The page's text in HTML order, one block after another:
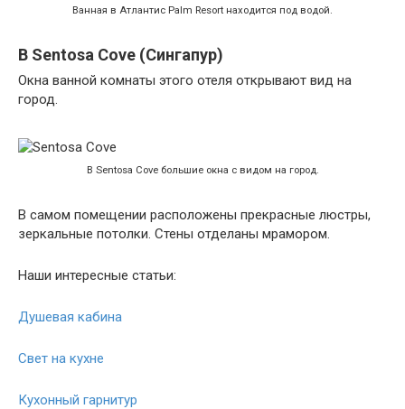
Ванная в Атлантис Palm Resort находится под водой.
В Sentosa Cove (Сингапур)
Окна ванной комнаты этого отеля открывают вид на
город.
В Sentosa Cove большие окна с видом на город.
В самом помещении расположены прекрасные люстры,
зеркальные потолки. Стены отделаны мрамором.
Наши интересные статьи:
Душевая кабина
Свет на кухне
Кухонный гарнитур